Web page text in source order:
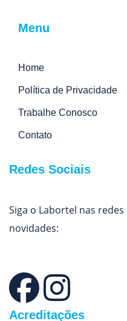
Menu
Home
Política de Privacidade
Trabalhe Conosco
Contato
Redes Sociais
Siga o Labortel nas
novidades:
Acreditações